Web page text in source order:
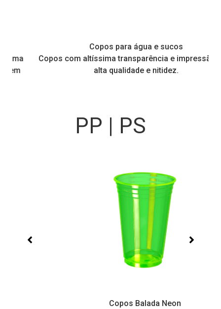
Copos para água e sucos
Copos com altíssima transparência e impressão com
alta qualidade e nitidez.
PP | PS
Copos Balada Neon